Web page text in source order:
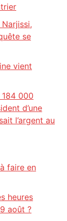
se
vient
000
d’une
l’argent au
faire en
heures
août ?